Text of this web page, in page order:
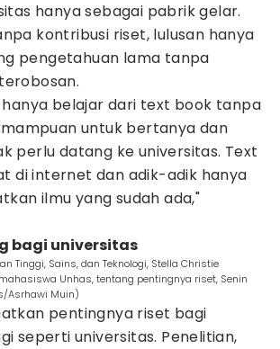
hanya sebagai pabrik gelar.
kontribusi riset, lulusan hanya
pengetahuan lama tanpa
belajar dari text book tanpa
untuk bertanya dan
perlu datang ke universitas. Text
di internet dan adik-adik hanya
ilmu yang sudah ada,"
bagi universitas
Tinggi, Sains, dan Teknologi, Stella Christie
Unhas, tentang pentingnya riset, Senin
Asrhawi Muin)
pentingnya riset bagi
seperti universitas. Penelitian,